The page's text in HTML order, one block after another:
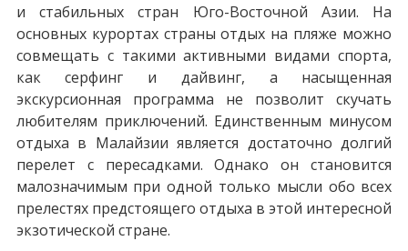
и стабильных стран Юго-Восточной Азии. На
основных курортах страны отдых на пляже можно
совмещать с такими активными видами спорта,
как серфинг и дайвинг, а насыщенная
экскурсионная программа не позволит скучать
любителям приключений. Единственным минусом
отдыха в Малайзии является достаточно долгий
перелет с пересадками. Однако он становится
малозначимым при одной только мысли обо всех
прелестях предстоящего отдыха в этой интересной
экзотической стране.